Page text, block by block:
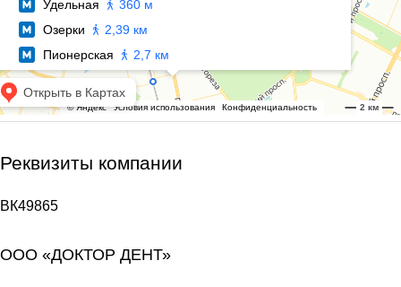
Реквизиты компании
ВК49865
ООО «ДОКТОР ДЕНТ»